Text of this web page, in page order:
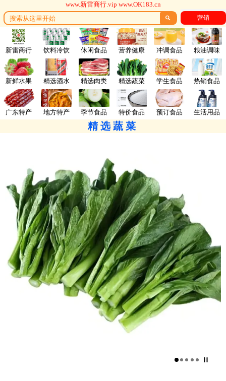
www.新雷商行.vip www.OK183.cn
 营销
新雷商行 饮料冷饮 休闲食品 营养健康 冲调食品 粮油调味
新鲜水果 精选酒水 精选肉类 精选蔬菜 学生食品 热销食品
广东特产 地方特产 季节食品 特价食品 预订食品 生活用品
精选蔬菜